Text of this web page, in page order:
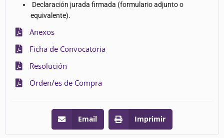
Declaración jurada firmada (formulario adjunto o
equivalente).
Anexos
Ficha de Convocatoria
Resolución
Orden/es de Compra
Email Imprimir